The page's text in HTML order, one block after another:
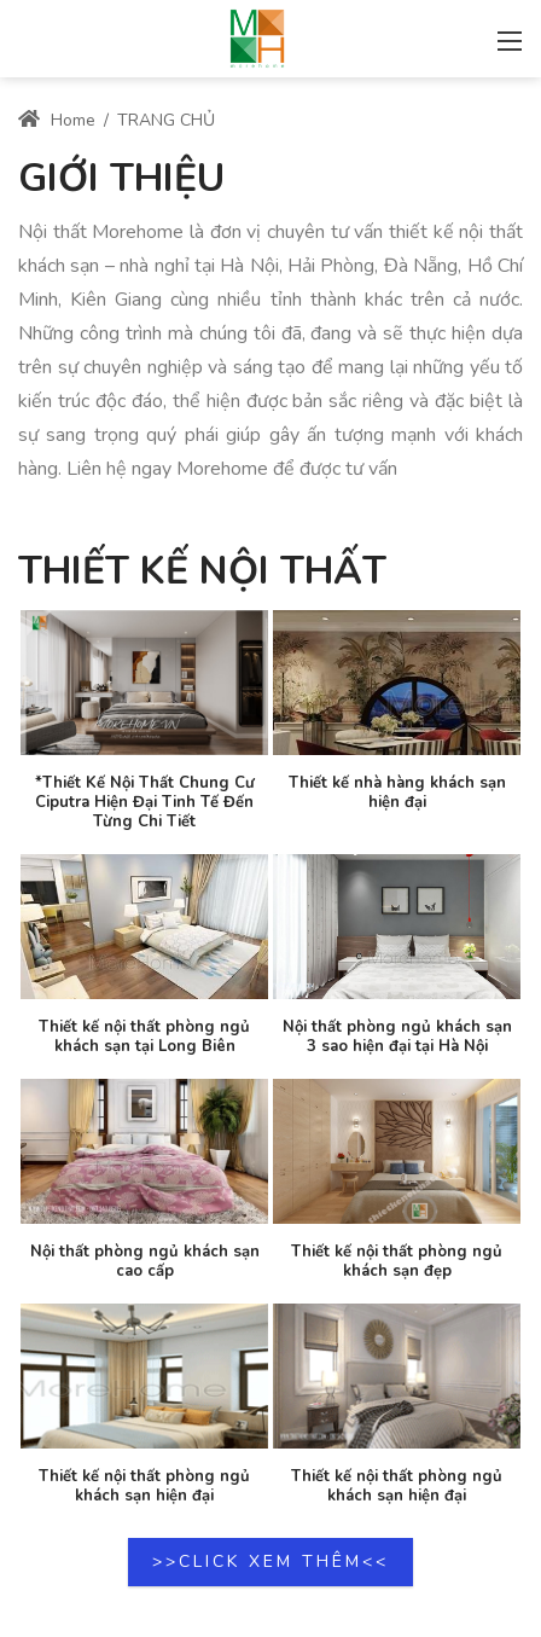
Home / TRANG CHỦ
GIỚI THIỆU
Nội thất Morehome là đơn vị chuyên tư vấn thiết kế nội thất
khách sạn – nhà nghỉ tại Hà Nội, Hải Phòng, Đà Nẵng, Hồ Chí
Minh, Kiên Giang cùng nhiều tỉnh thành khác trên cả nước.
Những công trình mà chúng tôi đã, đang và sẽ thực hiện dựa
trên sự chuyên nghiệp và sáng tạo để mang lại những yếu tố
kiến trúc độc đáo, thể hiện được bản sắc riêng và đặc biệt là
sự sang trọng quý phái giúp gây ấn tượng mạnh với khách
hàng. Liên hệ ngay Morehome để được tư vấn
THIẾT KẾ NỘI THẤT
*Thiết Kế Nội Thất Chung Cư
Ciputra Hiện Đại Tinh Tế Đến
Từng Chi Tiết
Thiết kế nhà hàng khách sạn
hiện đại
Thiết kế nội thất phòng ngủ
khách sạn tại Long Biên
Nội thất phòng ngủ khách sạn
3 sao hiện đại tại Hà Nội
Nội thất phòng ngủ khách sạn
cao cấp
Thiết kế nội thất phòng ngủ
khách sạn đẹp
Thiết kế nội thất phòng ngủ
khách sạn hiện đại
Thiết kế nội thất phòng ngủ
khách sạn hiện đại
>>CLICK XEM THÊM<<